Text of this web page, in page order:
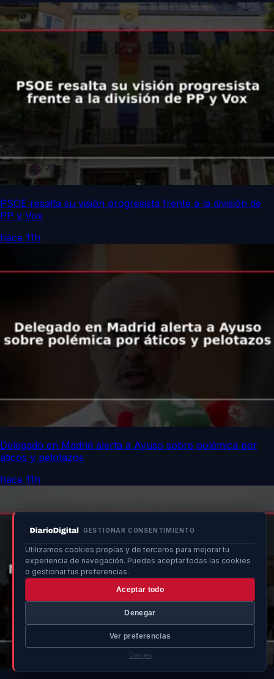
GESTIONAR CONSENTIMIENTO
Utilizamos cookies propias y de terceros para mejorar tu
experiencia de navegación. Puedes aceptar todas las cookies
o gestionar tus preferencias.
Aceptar todo
Denegar
Ver preferencias
Cookies
PSOE resalta su visión progresista frente a la división de
PP y Vox
hace 11h
Delegado en Madrid alerta a Ayuso sobre polémica por
áticos y pelotazos
hace 11h